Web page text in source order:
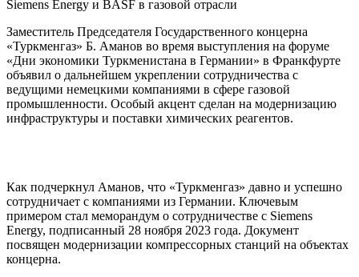
Siemens Energy и BASF в газовой отрасли
Заместитель Председателя Государственного концерна
«Туркменгаз» Б. Аманов во время выступления на форуме
«Дни экономики Туркменистана в Германии» в Франкфурте
объявил о дальнейшем укреплении сотрудничества с
ведущими немецкими компаниями в сфере газовой
промышленности. Особый акцент сделан на модернизацию
инфраструктуры и поставки химических реагентов.
Как подчеркнул Аманов, что «Туркменгаз» давно и успешно
сотрудничает с компаниями из Германии. Ключевым
примером стал меморандум о сотрудничестве с Siemens
Energy, подписанный 28 ноября 2023 года. Документ
посвящен модернизации компрессорных станций на объектах
концерна.